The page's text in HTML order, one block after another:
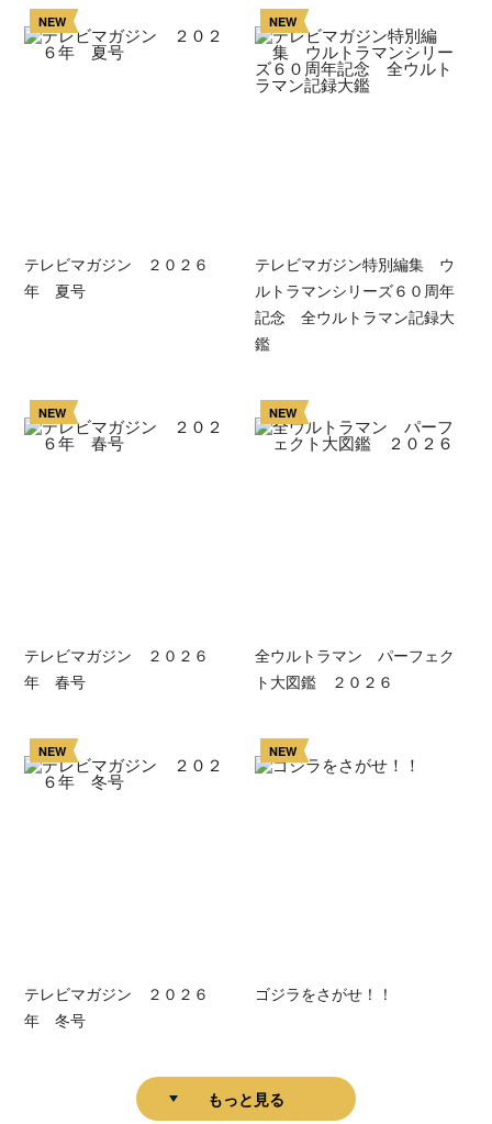
NEW
テレビマガジン ２０２６
年 夏号
NEW
テレビマガジン特別編集 ウ
ルトラマンシリーズ６０周年
記念 全ウルトラマン記録大
鑑
NEW
テレビマガジン ２０２６
年 春号
NEW
全ウルトラマン パーフェク
ト大図鑑 ２０２６
NEW
テレビマガジン ２０２６
年 冬号
NEW
ゴジラをさがせ！！
もっと見る